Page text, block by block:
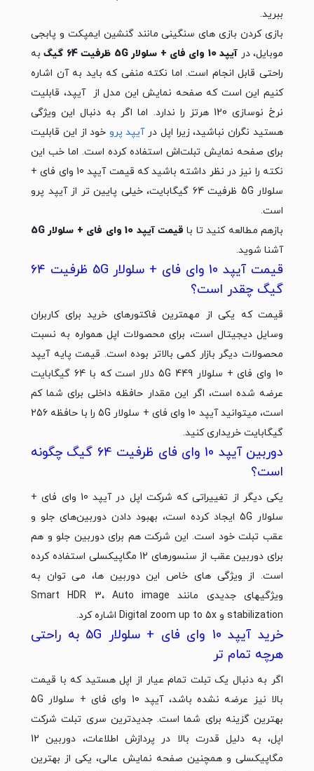
ببرید.
بازی کردن بازی های سنگینی مانند گنشین ایمپکت و پابجی
موبایل، در آیپد 10 وای فای + سلولار 5G ظرفیت 64 گیگ
به
راحتی قابل انجام است. اما نکته منفی که باید به آن اشاره
کنیم این است که صفحه نمایش این مدل از آیپد، قابلیت
نرخ نوسازی 120 هرتز را ندارد. اما اگر به دنبال این ویژگی
هستید نگران نباشید، زیرا اپل درآیپد پروخود از این قابلیت
برای صفحه نمایش تبلت‌اش استفاده کرده است. اما خب این
نکته را نیز در نظر داشته باشید که قیمت آیپد 10 وای فای +
سلولار 5G ظرفیت 64 گیگابایت، خیلی پایین تر از آیپد پرو
است.
بازهم مطالعه کنید تا با قیمت آیپد 10 وای فای + سلولار 5G
آشنا شوید.
قیمت آیپد 10 وای فای + سلولار 5G ظرفیت 64
گیگ چقدر است؟
قیمت که یکی از مهم‎ترین فاکتورهای خرید برای کاربران
وسایل دیجیتال است، برای محصولات اپل همواره به نسبت
محصولات دیگر بازار کمی بالاتر بوده است. قیمت پایه آیپد
10 وای فای + سلولار 5G 449 دلار است که با 64 گیگابایت
عرضه شده است، اگر این مقدار حافظه داخلی برای شما کم
است، می‎توانید آیپد 10 وای فای + سلولار 5G را با حافظه 256
گیگابایت خریداری کنید.
دوربین آیپد 10 وای فای ظرفیت 64 گیگ چگونه
است؟
یکی دیگر از تغییراتی که شرکت اپل در آیپد 10 وای فای +
سلولار 5G ایجاد کرده است، بهبود دادن دوربین‌های جلو و
عقب تبلت خود است. این شرکت هم برای دوربین جلو و هم
برای دوربین عقب از سنسورهای 12 مگاپیکسلی استفاده کرده
است. از ویژگی های خاص این دوربین ها، می توان به
ویژگی‎های جدیدی مانند Smart HDR 3، Auto image
stabilization و Digital zoom up to 5x اشاره کرد.
خرید آیپد 10 وای فای + سلولار 5G به راحتی
هرچه تمام تر
اگر به دنبال یک تبلت تمام عیار از اپل هستید که با قیمت
بالا نیز عرضه نشده باشد، آیپد 10 وای فای + سلولار 5G
بهترین گزینه برای شما است. جدیدترین سری تبلت شرکت
اپل، به دلیل قدرت بالا در پردازش اطلاعات، دوربین 12
مگاپیکسلی و همچنین صفحه نمایش عالی، یکی از بهترین